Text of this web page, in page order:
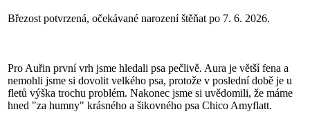
Březost potvrzená, očekávané narození štěňat po 7. 6. 2026.
Pro Auřin první vrh jsme hledali psa pečlivě. Aura je větší fena a
nemohli jsme si dovolit velkého psa, protože v poslední době je u
fletů výška trochu problém. Nakonec jsme si uvědomili, že máme
hned "za humny" krásného a šikovného psa Chico Amyflatt.